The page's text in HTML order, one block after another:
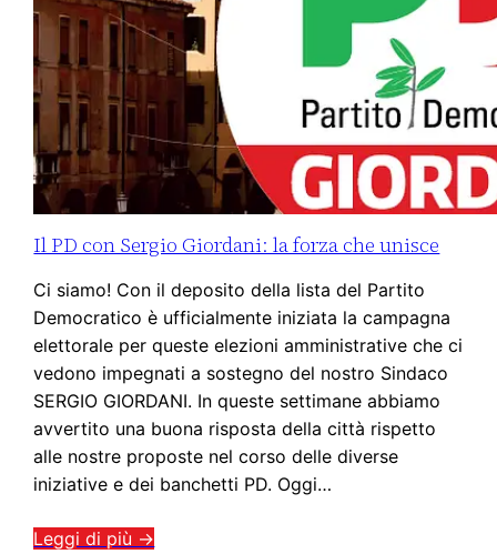
Il PD con Sergio Giordani: la forza che unisce
Ci siamo! Con il deposito della lista del Partito
Democratico è ufficialmente iniziata la campagna
elettorale per queste elezioni amministrative che ci
vedono impegnati a sostegno del nostro Sindaco
SERGIO GIORDANI. In queste settimane abbiamo
avvertito una buona risposta della città rispetto
alle nostre proposte nel corso delle diverse
iniziative e dei banchetti PD. Oggi…
Leggi di più →